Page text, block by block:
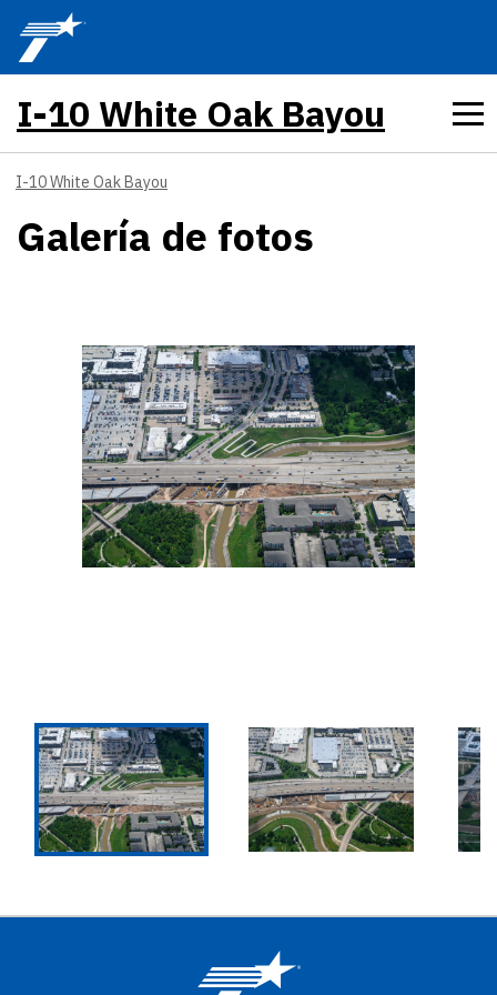
Skip to main content
I-10 White Oak Bayou
I-10 White Oak Bayou
Galería de fotos